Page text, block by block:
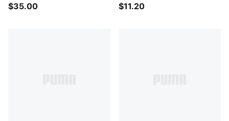
$35.00 $11.20